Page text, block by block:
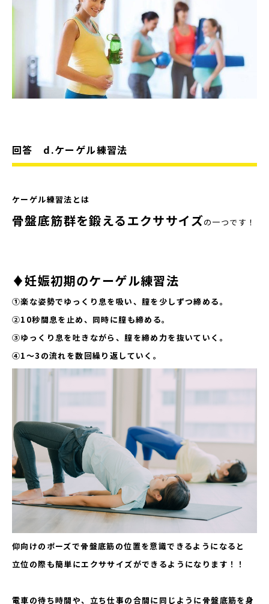
回答 d.ケーゲル練習法
ケーゲル練習法とは
骨盤底筋群を鍛えるエクササイズの一つです！
♦妊娠初期のケーゲル練習法
①楽な姿勢でゆっくり息を吸い、膣を少しずつ締める。
②10秒間息を止め、同時に膣も締める。
③ゆっくり息を吐きながら、膣を締め力を抜いていく。
④1〜3の流れを数回繰り返していく。
仰向けのポーズで骨盤底筋の位置を意識できるようになると
立位の際も簡単にエクササイズができるようになります！！
電車の待ち時間や、立ち仕事の合間に同じように骨盤底筋を身